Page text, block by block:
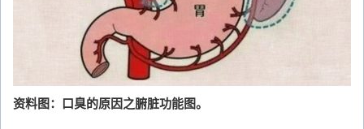
资料图：口臭的原因之腑脏功能图。